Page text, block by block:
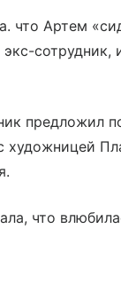
что Артем
сотрудник,
предложил
художницей
что